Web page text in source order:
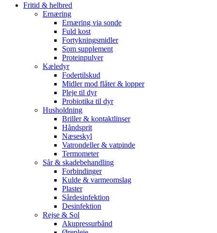
Fritid & helbred
Ernæring
Ernæring via sonde
Fuld kost
Fortykningsmidler
Som supplement
Proteinpulver
Kæledyr
Fodertilskud
Midler mod flåter & lopper
Pleje til dyr
Probiotika til dyr
Husholdning
Briller & kontaktlinser
Håndsprit
Næseskyl
Vatrondeller & vatpinde
Termometer
Sår & skadebehandling
Forbindinger
Kulde & varmeomslag
Plaster
Sårdesinfektion
Desinfektion
Rejse & Sol
Akupressurbånd